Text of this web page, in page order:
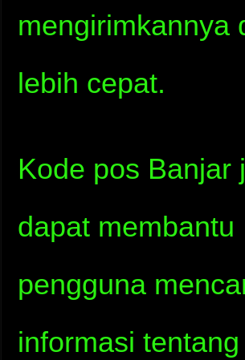
mengirimkannya
lebih cepat.
Kode pos Banjar
dapat membantu
pengguna
informasi tentang